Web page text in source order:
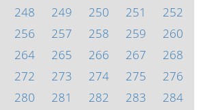
248 249 250 251
252
256 257 258 259
260
264 265 266 267
268
272 273 274 275
276
280 281 282 283
284